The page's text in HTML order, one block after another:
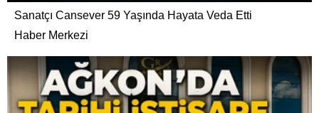
Sanatçı Cansever 59 Yaşında Hayata Veda Etti
Haber Merkezi